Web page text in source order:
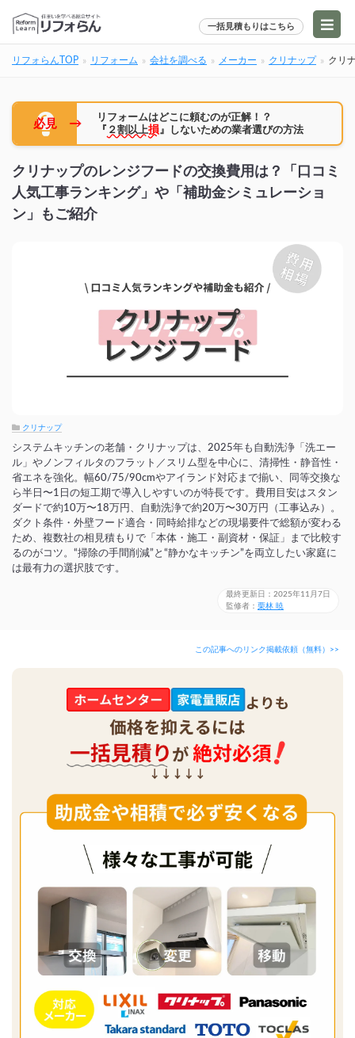
一括見積もりはこちら
リフォらんTOP リフォーム 会社を調べる メーカー クリナップ クリ
必見 →
リフォームはどこに頼むのが正解！？
『 ２割以上損』しないための業者選びの方法
クリナップのレンジフードの交換費用は？「口コミ
人気工事ランキング」や「補助金シミュレーショ
ン」もご紹介
クリナップ
システムキッチンの老舗・クリナップは、2025年も自動洗浄「洗エー
ル」やノンフィルタのフラット／スリム型を中心に、清掃性・静音性・
省エネを強化。幅60/75/90cmやアイランド対応まで揃い、同等交換な
ら半日〜1日の短工期で導入しやすいのが特長です。費用目安はスタン
ダードで約10万〜18万円、自動洗浄で約20万〜30万円（工事込み）。
ダクト条件・外壁フード適合・同時給排などの現場要件で総額が変わる
ため、複数社の相見積もりで「本体・施工・副資材・保証」まで比較す
るのがコツ。“掃除の手間削減”と“静かなキッチン”を両立したい家庭に
は最有力の選択肢です。
最終更新日：2025年11月7日
監修者： 栗林 暁
この記事へのリンク掲載依頼（無料）>>